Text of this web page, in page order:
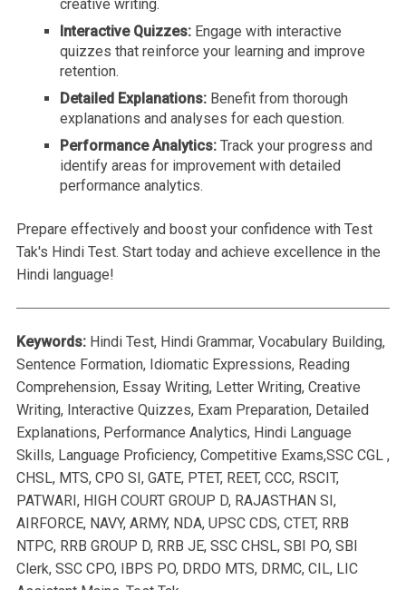
creative writing.
Interactive Quizzes: Engage with interactive
quizzes that reinforce your learning and improve
retention.
Detailed Explanations: Benefit from thorough
explanations and analyses for each question.
Performance Analytics: Track your progress and
identify areas for improvement with detailed
performance analytics.
Prepare effectively and boost your confidence with Test
Tak's Hindi Test. Start today and achieve excellence in the
Hindi language!
Keywords: Hindi Test, Hindi Grammar, Vocabulary Building,
Sentence Formation, Idiomatic Expressions, Reading
Comprehension, Essay Writing, Letter Writing, Creative
Writing, Interactive Quizzes, Exam Preparation, Detailed
Explanations, Performance Analytics, Hindi Language
Skills, Language Proficiency, Competitive Exams,SSC CGL ,
CHSL, MTS, CPO SI, GATE, PTET, REET, CCC, RSCIT,
PATWARI, HIGH COURT GROUP D, RAJASTHAN SI,
AIRFORCE, NAVY, ARMY, NDA, UPSC CDS, CTET, RRB
NTPC, RRB GROUP D, RRB JE, SSC CHSL, SBI PO, SBI
Clerk, SSC CPO, IBPS PO, DRDO MTS, DRMC, CIL, LIC